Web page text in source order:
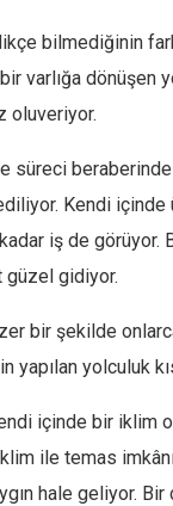
bilmediğinin
varlığa dönüşen
oluveriyor.
süreci beraberinde
Kendi
iş de görüyor.
güzel gidiyor.
bir şekilde
yapılan yolculuk
içinde bir iklim
ile temas
hale geliyor.